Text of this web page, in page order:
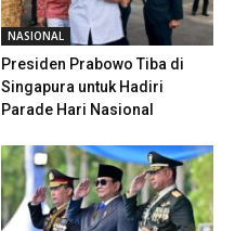
NASIONAL
Presiden Prabowo Tiba di
Singapura untuk Hadiri
Parade Hari Nasional